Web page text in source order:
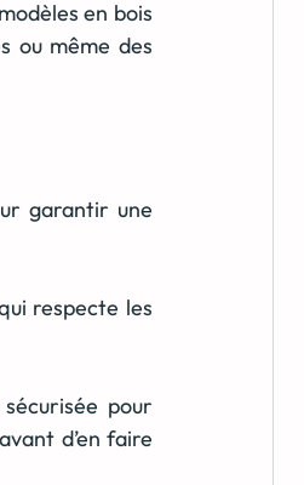
en bois
ou même des
garantir une
respecte les
pour
d’en faire